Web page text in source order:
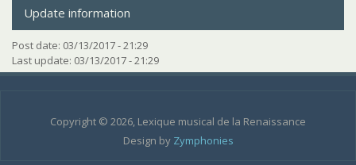
Update information
Post date: 03/13/2017 - 21:29
Last update: 03/13/2017 - 21:29
Copyright © 2026, Lexique musical de la Renaissance
Design by Zymphonies